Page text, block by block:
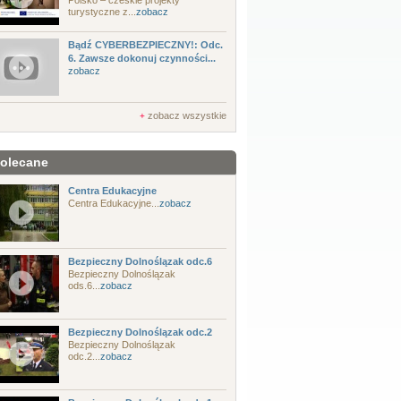
turystyczne z... zobacz
Bądź CYBERBEZPIECZNY!: Odc.
6. Zawsze dokonuj czynności...
zobacz
+ zobacz wszystkie
Centra Edukacyjne
Centra Edukacyjne... zobacz
Bezpieczny Dolnoślązak odc.6
Bezpieczny Dolnoślązak
ods.6... zobacz
Bezpieczny Dolnoślązak odc.2
Bezpieczny Dolnoślązak
odc.2... zobacz